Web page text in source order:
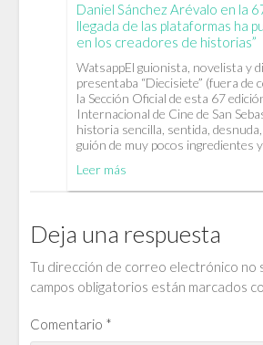
Daniel Sánchez Arévalo en la
llegada de las plataformas ha
en los creadores de historias”
WatsappEl guionista, novelista y
presentaba “Diecisiete” (fuera de
la Sección Oficial de esta 67
Internacional de Cine de San
historia sencilla, sentida,
guión de muy pocos ingredientes
Leer más
Deja una respuesta
Tu dirección de correo electrónico no
campos obligatorios están marcados
Comentario *